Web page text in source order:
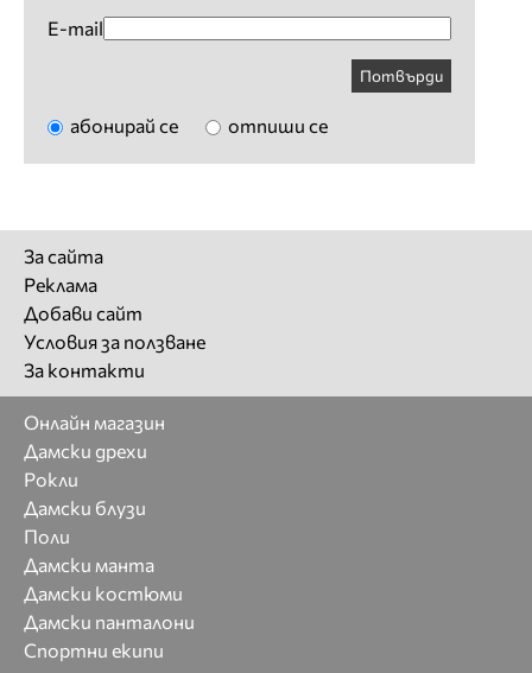
E-mail
Потвърди
абонирай се отпиши се
За сайта
Реклама
Добави сайт
Условия за ползване
За контакти
Онлайн магазин
Дамски дрехи
Рокли
Дамски блузи
Поли
Дамски манта
Дамски костюми
Дамски панталони
Спортни екипи